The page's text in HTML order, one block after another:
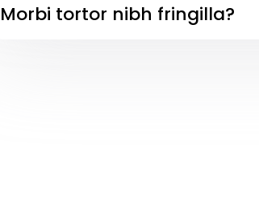
Morbi tortor nibh fringilla?